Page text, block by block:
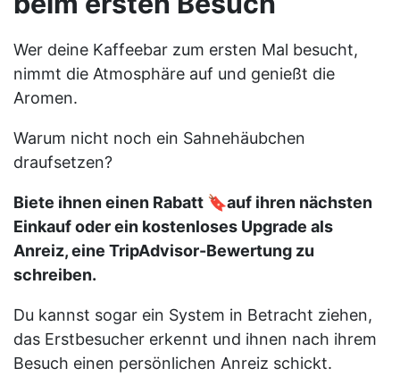
Wer deine Kaffeebar zum ersten Mal besucht,
nimmt die Atmosphäre auf und genießt die
Aromen.
Warum nicht noch ein Sahnehäubchen
draufsetzen?
Biete ihnen einen Rabatt 🔖auf ihren nächsten
Einkauf oder ein kostenloses Upgrade als
Anreiz, eine TripAdvisor-Bewertung zu
schreiben.
Du kannst sogar ein System in Betracht ziehen,
das Erstbesucher erkennt und ihnen nach ihrem
Besuch einen persönlichen Anreiz schickt.